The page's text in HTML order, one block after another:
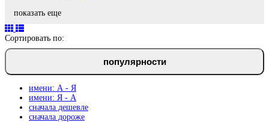
показать еще
Сортировать по:
популярности
имени: А - Я
имени: Я - А
сначала дешевле
сначала дороже